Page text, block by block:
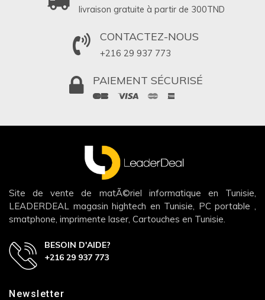
livraison gratuite à partir de 300TND
CONTACTEZ-NOUS
+216 29 937 773
PAIEMENT SÉCURISÉ
Site de vente de matÃ©riel informatique en Tunisie,
LEADERDEAL magasin hightech en Tunisie, PC portable ,
smatphone, imprimente laser, Cartouches en Tunisie.
BESOIN D'AIDE?
+216 29 937 773
Newsletter